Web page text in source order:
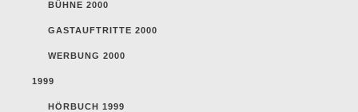
BÜHNE 2000
GASTAUFTRITTE 2000
WERBUNG 2000
1999
HÖRBUCH 1999